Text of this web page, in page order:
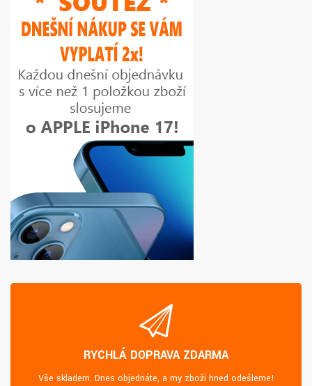
RYCHLÁ DOPRAVA ZDARMA
Vše skladem. Dnes objednáte, a my zboží hned odešleme!